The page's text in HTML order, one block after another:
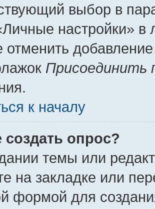
выбор в
настройки»
отменить
Присоединить
к началу
создать опрос?
темы или
на закладке или
формой для